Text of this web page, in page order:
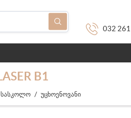
032
B1
სასკოლო / უცხოენოვანი